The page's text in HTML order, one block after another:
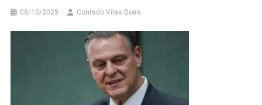
08/10/2025 Conrado Vilas Boas